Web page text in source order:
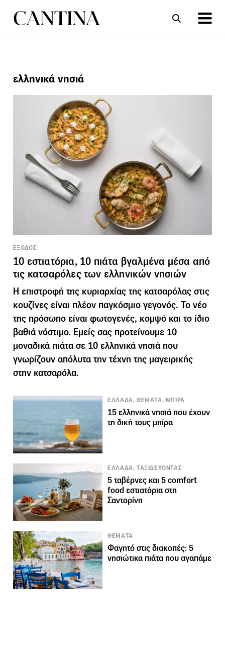
ΣΥΝΤΑΓΕΣ
ελληνικά νησιά
ΕΞΟΔΟΣ
10 εστιατόρια, 10 πιάτα βγαλμένα μέσα από
τις κατσαρόλες των ελληνικών νησιών
Η επιστροφή της κυριαρχίας της κατσαρόλας στις
κουζίνες είναι πλέον παγκόσμιο γεγονός. Το νέο
της πρόσωπο είναι φωτογενές, κομψό και το ίδιο
βαθιά νόστιμο. Εμείς σας προτείνουμε 10
μοναδικά πιάτα σε 10 ελληνικά νησιά που
γνωρίζουν απόλυτα την τέχνη της μαγειρικής
στην κατσαρόλα.
ΕΛΛΑΔΑ, ΘΕΜΑΤΑ, ΜΠΙΡΑ
15 ελληνικά νησιά που έχουν
τη δική τους μπίρα
ΕΛΛΑΔΑ, ΤΑΞΙΔΕΥΟΝΤΑΣ
5 ταβέρνες και 5 comfort
food εστιατόρια στη
Σαντορίνη
ΘΕΜΑΤΑ
Φαγητό στις διακοπές: 5
νησιώτικα πιάτα που αγαπάμε